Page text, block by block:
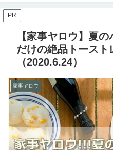
PR
【家事ヤロウ】夏
だけの絶品トースト
（2020.6.24）
家事ヤロウ